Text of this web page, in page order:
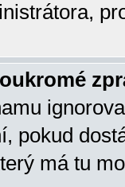
pokud
má tu